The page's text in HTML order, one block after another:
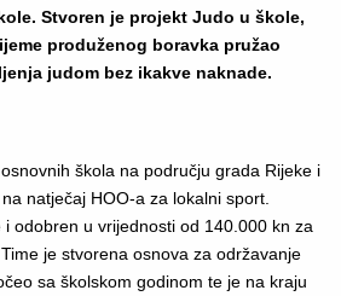
Stvoren je projekt Judo u škole,
produženog boravka pružao
judom bez ikakve naknade.
škola na području grada Rijeke i
natječaj HOO-a za lokalni sport.
i odobren u vrijednosti od 140.000 kn za
je stvorena osnova za održavanje
sa školskom godinom te je na kraju